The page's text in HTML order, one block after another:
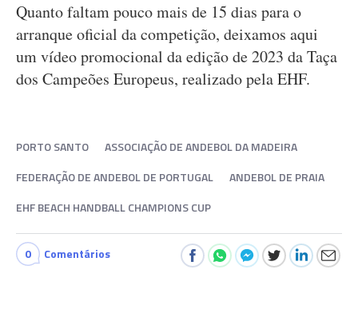
Quanto faltam pouco mais de 15 dias para o
arranque oficial da competição, deixamos aqui
um vídeo promocional da edição de 2023 da Taça
dos Campeões Europeus, realizado pela EHF.
PORTO SANTO
ASSOCIAÇÃO DE ANDEBOL DA MADEIRA
FEDERAÇÃO DE ANDEBOL DE PORTUGAL
ANDEBOL DE PRAIA
EHF BEACH HANDBALL CHAMPIONS CUP
0 Comentários